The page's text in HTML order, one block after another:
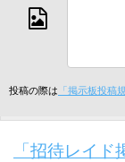
投稿の際は 「掲示板投稿
「招待レイ